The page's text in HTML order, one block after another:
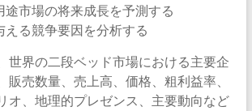
途市場の将来成長を予測する
える競争要因を分析する
世界の二段ベッド市場における主要企
販売数量、売上高、価格、粗利益率、
オ、地理的プレゼンス、主要動向など